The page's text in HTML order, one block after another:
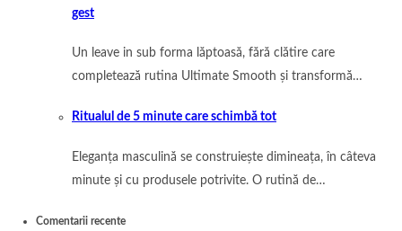
gest
Un leave in sub forma lăptoasă, fără clătire care
completează rutina Ultimate Smooth și transformă…
Ritualul de 5 minute care schimbă tot
Eleganța masculină se construiește dimineața, în câteva
minute și cu produsele potrivite. O rutină de…
Comentarii recente